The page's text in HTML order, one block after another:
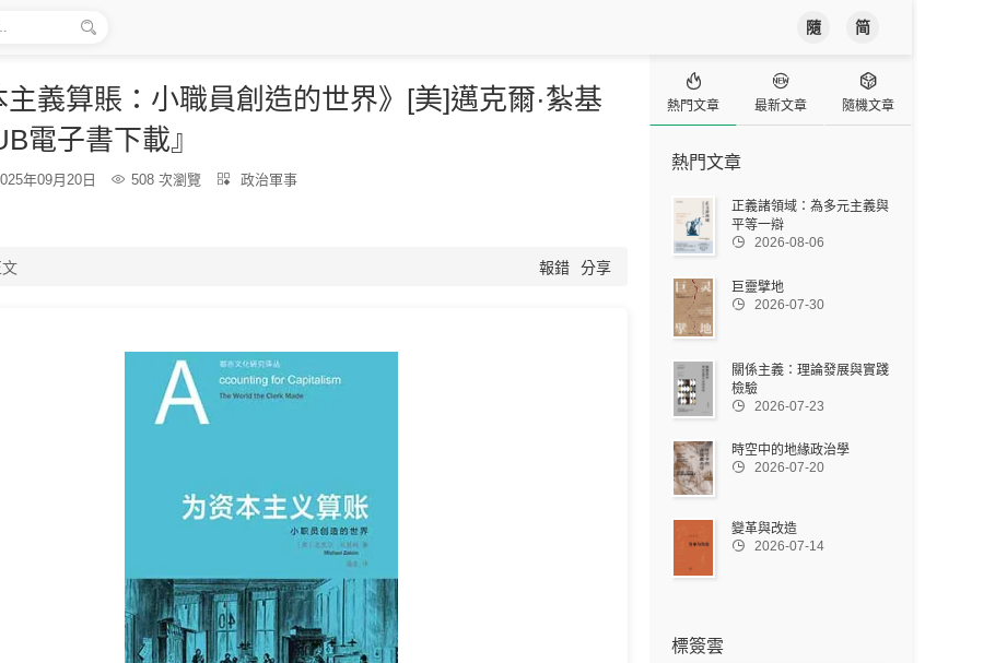
 隨 简
主義算賬：小職員創造的世界》[美]邁克爾·紮基
電子書下載』
年09月20日  508 次瀏覽 
分
政治軍事
報錯 分享

熱門文章

最新文章

隨機文章
熱門文章
正義諸領域：為多元主義與
平等一辯
 2026-08-06
巨靈擘地
 2026-07-30
關係主義：理論發展與實踐
檢驗
 2026-07-23
時空中的地緣政治學
 2026-07-20
變革與改造
 2026-07-14
標簽雲